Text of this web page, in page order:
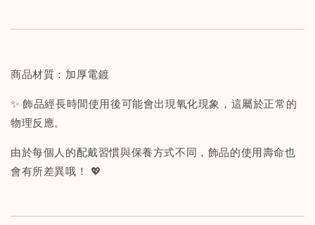
商品材質：加厚電鍍
✨ 飾品經長時間使用後可能會出現氧化現象，這屬於正常的
物理反應。
由於每個人的配戴習慣與保養方式不同，飾品的使用壽命也
會有所差異哦！ 💖